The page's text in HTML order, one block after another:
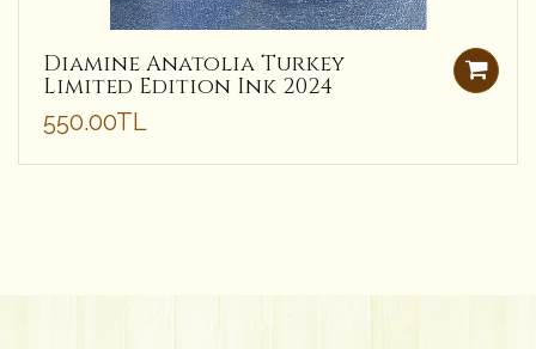
Diamine Anatolia Turkey
Limited Edition Ink 2024
550.00TL